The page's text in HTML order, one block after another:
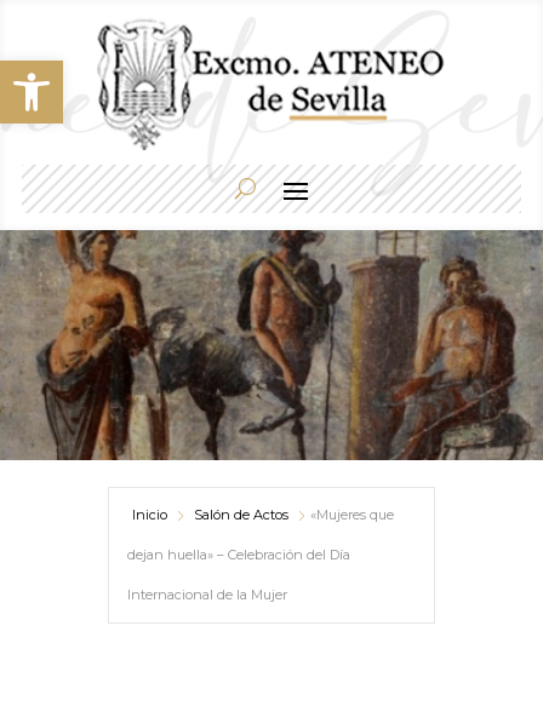
Abrir barra de herramientas
Inicio Salón de Actos «Mujeres que
dejan huella» – Celebración del Día
Internacional de la Mujer